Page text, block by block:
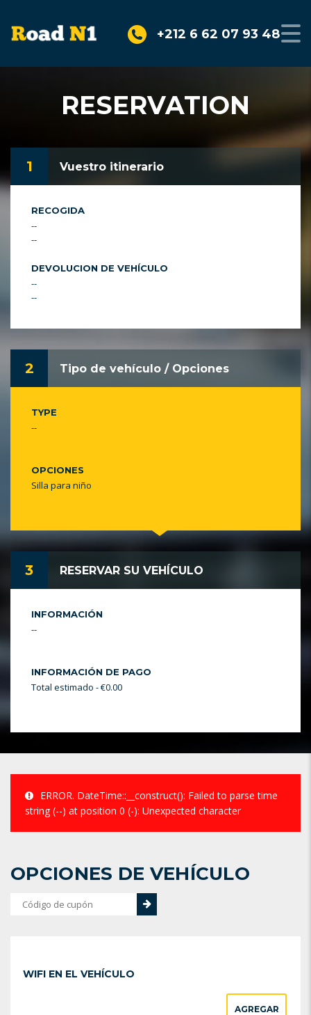
+212 6 62 07 93 48
RESERVATION
1 Vuestro itinerario
RECOGIDA
--
--
DEVOLUCION DE VEHÍCULO
--
--
2 Tipo de vehículo / Opciones
TYPE
--
OPCIONES
Silla para niño
3 RESERVAR SU VEHÍCULO
INFORMACIÓN
--
INFORMACIÓN DE PAGO
Total estimado - €0.00
ERROR. DateTime::__construct(): Failed to parse time
string (--) at position 0 (-): Unexpected character
OPCIONES DE VEHÍCULO
WIFI EN EL VEHÍCULO
AGREGAR